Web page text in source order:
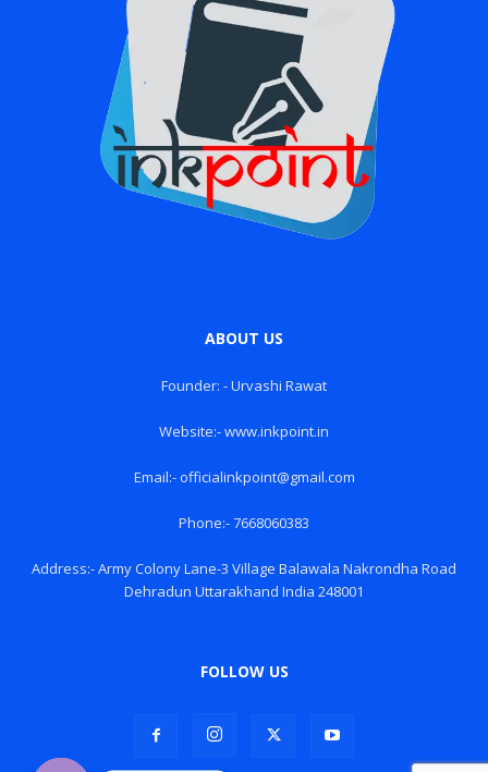
ABOUT US
Founder: - Urvashi Rawat
Website:- www.inkpoint.in
Email:- officialinkpoint@gmail.com
Phone:- 7668060383
Address:- Army Colony Lane-3 Village Balawala Nakrondha Road
Dehradun Uttarakhand India 248001
FOLLOW US